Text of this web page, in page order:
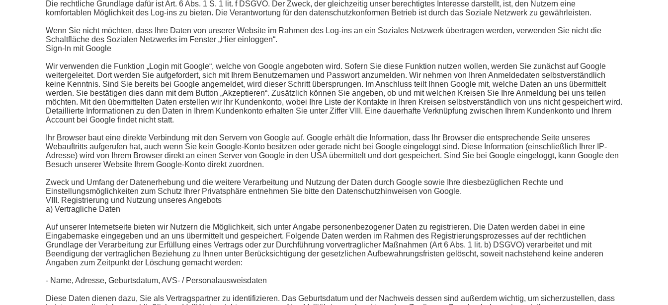
Die rechtliche Grundlage dafür ist Art. 6 Abs. 1 S. 1 lit. f DSGVO. Der Zweck, der gleichzeitig unser berechtigtes Interesse darstellt, ist, den Nutzern eine
komfortablen Möglichkeit des Log-ins zu bieten. Die Verantwortung für den datenschutzkonformen Betrieb ist durch das Soziale Netzwerk zu gewährleisten.
Wenn Sie nicht möchten, dass Ihre Daten von unserer Website im Rahmen des Log-ins an ein Soziales Netzwerk übertragen werden, verwenden Sie nicht die
Schaltfläche des Sozialen Netzwerks im Fenster „Hier einloggen“.
Sign-In mit Google
Wir verwenden die Funktion „Login mit Google“, welche von Google angeboten wird. Sofern Sie diese Funktion nutzen wollen, werden Sie zunächst auf Google
weitergeleitet. Dort werden Sie aufgefordert, sich mit Ihrem Benutzernamen und Passwort anzumelden. Wir nehmen von Ihren Anmeldedaten selbstverständlich
keine Kenntnis. Sind Sie bereits bei Google angemeldet, wird dieser Schritt übersprungen. Im Anschluss teilt Ihnen Google mit, welche Daten an uns übermittelt
werden. Sie bestätigen dies dann mit dem Button „Akzeptieren“. Zusätzlich können Sie angeben, ob und mit welchen Kreisen Sie Ihre Anmeldung bei uns teilen
möchten. Mit den übermittelten Daten erstellen wir Ihr Kundenkonto, wobei Ihre Liste der Kontakte in Ihren Kreisen selbstverständlich von uns nicht gespeichert wird.
Detaillierte Informationen zu den Daten in Ihrem Kundenkonto erhalten Sie unter Ziffer VIII. Eine dauerhafte Verknüpfung zwischen Ihrem Kundenkonto und Ihrem
Account bei Google findet nicht statt.
Ihr Browser baut eine direkte Verbindung mit den Servern von Google auf. Google erhält die Information, dass Ihr Browser die entsprechende Seite unseres
Webauftritts aufgerufen hat, auch wenn Sie kein Google-Konto besitzen oder gerade nicht bei Google eingeloggt sind. Diese Information (einschließlich Ihrer IP-
Adresse) wird von Ihrem Browser direkt an einen Server von Google in den USA übermittelt und dort gespeichert. Sind Sie bei Google eingeloggt, kann Google den
Besuch unserer Website Ihrem Google-Konto direkt zuordnen.
Zweck und Umfang der Datenerhebung und die weitere Verarbeitung und Nutzung der Daten durch Google sowie Ihre diesbezüglichen Rechte und
Einstellungsmöglichkeiten zum Schutz Ihrer Privatsphäre entnehmen Sie bitte den Datenschutzhinweisen von Google.
VIII. Registrierung und Nutzung unseres Angebots
a) Vertragliche Daten
Auf unserer Internetseite bieten wir Nutzern die Möglichkeit, sich unter Angabe personenbezogener Daten zu registrieren. Die Daten werden dabei in eine
Eingabemaske eingegeben und an uns übermittelt und gespeichert. Folgende Daten werden im Rahmen des Registrierungsprozesses auf der rechtlichen
Grundlage der Verarbeitung zur Erfüllung eines Vertrags oder zur Durchführung vorvertraglicher Maßnahmen (Art 6 Abs. 1 lit. b) DSGVO) verarbeitet und mit
Beendigung der vertraglichen Beziehung zu Ihnen unter Berücksichtigung der gesetzlichen Aufbewahrungsfristen gelöscht, soweit nachstehend keine anderen
Angaben zum Zeitpunkt der Löschung gemacht werden:
- Name, Adresse, Geburtsdatum, AVS- / Personalausweisdaten
Diese Daten dienen dazu, Sie als Vertragspartner zu identifizieren. Das Geburtsdatum und der Nachweis dessen sind außerdem wichtig, um sicherzustellen, dass